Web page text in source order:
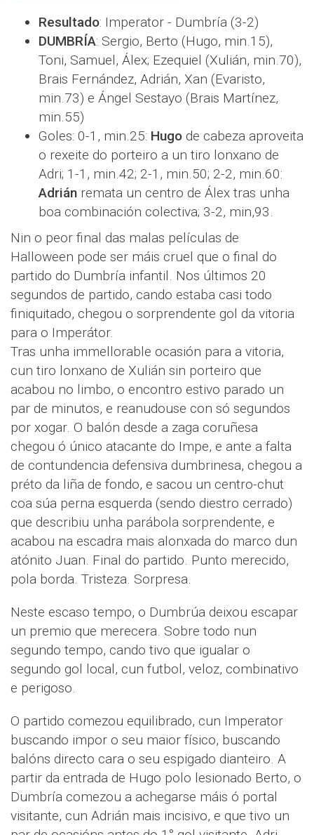
Resultado: Imperator - Dumbría (3-2)
DUMBRÍA: Sergio, Berto (Hugo, min.15),
Toni, Samuel, Álex; Ezequiel (Xulián, min.70),
Brais Fernández, Adrián, Xan (Evaristo,
min.73) e Ángel Sestayo (Brais Martínez,
min.55)
Goles: 0-1, min.25: Hugo de cabeza aproveita
o rexeite do porteiro a un tiro lonxano de
Adri; 1-1, min.42; 2-1, min.50; 2-2, min.60:
Adrián remata un centro de Álex tras unha
boa combinación colectiva; 3-2, min,93.
Nin o peor final das malas películas de
Halloween pode ser máis cruel que o final do
partido do Dumbría infantil. Nos últimos 20
segundos de partido, cando estaba casi todo
finiquitado, chegou o sorprendente gol da vitoria
para o Imperátor.
Tras unha immellorable ocasión para a vitoria,
cun tiro lonxano de Xulián sin porteiro que
acabou no limbo, o encontro estivo parado un
par de minutos, e reanudouse con só segundos
por xogar. O balón desde a zaga coruñesa
chegou ó único atacante do Impe, e ante a falta
de contundencia defensiva dumbrinesa, chegou a
préto da liña de fondo, e sacou un centro-chut
coa súa perna esquerda (sendo diestro cerrado)
que describiu unha parábola sorprendente, e
acabou na escadra mais alonxada do marco dun
atónito Juan. Final do partido. Punto merecido,
pola borda. Tristeza. Sorpresa.
Neste escaso tempo, o Dumbrúa deixou escapar
un premio que merecera. Sobre todo nun
segundo tempo, cando tivo que igualar o
segundo gol local, cun futbol, veloz, combinativo
e perigoso.
O partido comezou equilibrado, cun Imperator
buscando impor o seu maior físico, buscando
balóns directo cara o seu espigado dianteiro. A
partir da entrada de Hugo polo lesionado Berto, o
Dumbría comezou a achegarse máis ó portal
visitante, cun Adrián mais incisivo, e que tivo un